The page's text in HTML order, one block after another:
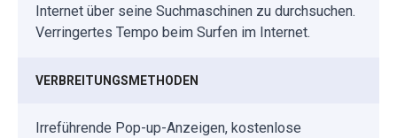
Internet über seine Suchmaschinen zu durchsuchen.
Verringertes Tempo beim Surfen im Internet.
VERBREITUNGSMETHODEN
Irreführende Pop-up-Anzeigen, kostenlose